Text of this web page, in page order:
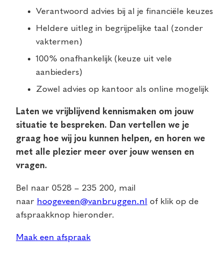
Verantwoord advies bij al je financiële keuzes
Heldere uitleg in begrijpelijke taal (zonder
vaktermen)
100% onafhankelijk (keuze uit vele
aanbieders)
Zowel advies op kantoor als online mogelijk
Laten we vrijblijvend kennismaken om jouw
situatie te bespreken. Dan vertellen we je
graag hoe wij jou kunnen helpen, en horen we
met alle plezier meer over jouw wensen en
vragen.
Bel naar 0528 – 235 200, mail
naar hoogeveen@vanbruggen.nl
of klik op de
afspraakknop hieronder.
Maak een afspraak